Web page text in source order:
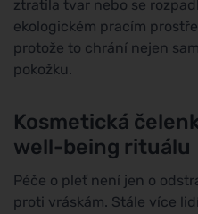
ztratila tvar nebo se
ekologickém pracím
protože to chrání nejen
pokožku.
Kosmetická
well-being rituálu
Péče o pleť není jen o
proti vráskám. Stále více